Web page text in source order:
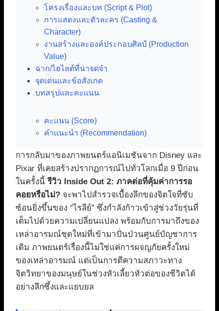
โครงเรื่องและบท (Script & Plot)
การแสดงและตัวละคร (Casting &
Character)
งานสร้างและองค์ประกอบศิลป์ (Production
Value)
ฉาก/ไฮไลต์ที่น่าจดจำ
จุดเด่นและข้อสังเกต
บทสรุปและคะแนน
คะแนน (Score)
คำแนะนำ (Recommendation)
การกลับมาของภาพยนตร์แอนิเมชันจาก Disney และ
Pixar ที่เคยสร้างปรากฏการณ์ไปทั่วโลกเมื่อ 9 ปีก่อน
ในครั้งนี้รีวิว Inside Out 2: ภาคต่อที่คุ้มค่าการรอ
คอยหรือไม่? จะพาไปสำรวจเบื้องลึกของจิตใจที่ซับ
ซ้อนยิ่งขึ้นของ “ไรลีย์” ซึ่งกำลังก้าวเข้าสู่ช่วงวัยรุ่นที่
เต็มไปด้วยความเปลี่ยนแปลง พร้อมกับการมาถึงของ
เหล่าอารมณ์ชุดใหม่ที่เข้ามาปั่นป่วนศูนย์บัญชาการ
เดิม ภาพยนตร์เรื่องนี้ไม่ใช่แค่การผจญภัยครั้งใหม่
ของเหล่าอารมณ์ แต่เป็นการตีความสภาวะทาง
จิตวิทยาของมนุษย์ในช่วงหัวเลี้ยวหัวต่อของชีวิตได้
อย่างลึกซึ้งและแยบยล